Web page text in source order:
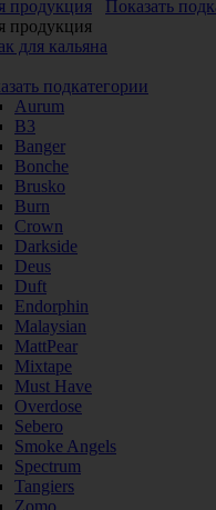
продукция
Показать
продукция
для кальяна
подкатегории
Aurum
B3
Banger
Bonche
Brusko
Burn
Crown
Darkside
Deus
Duft
Endorphin
Malaysian
MattPear
Mixtape
Must Have
Overdose
Sebero
Smoke Angels
Spectrum
Tangiers
Zomo